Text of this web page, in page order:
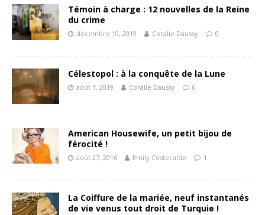
Témoin à charge : 12 nouvelles de la Reine
du crime
décembre 10, 2019 Coralie Daussy 0
Célestopol : à la conquête de la Lune
août 1, 2019 Coralie Daussy 0
American Housewife, un petit bijou de
férocité !
août 27, 2016 Emily Costecalde 1
La Coiffure de la mariée, neuf instantanés
de vie venus tout droit de Turquie !